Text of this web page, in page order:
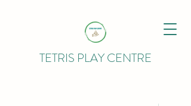
TETRIS PLAY CENTRE